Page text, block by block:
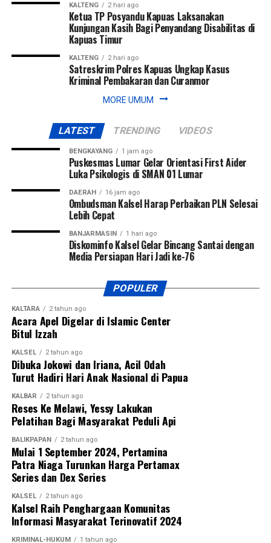
Gubernur Cup Road to Pangdam XXII/Tambun Bungai Cup
Sementara itu, Pangdam XXII/Tambun Bungai Mayjen TNI
Zainal Arifin menegaskan turnamen ini merupakan langkah
nyata Kodam XXII/Tambun Bungai dalam membangun
berada di bawah tanggung jawabnya, yakni Kalimantan
Menurut Pangdam, sebagai kodam yang baru berdiri
sekitar satu tahun, diperlukan wadah kompetisi yang
mampu menjaring talenta-talenta muda terbaik.
“Karena kita baru berdiri sekitar satu tahun dan memiliki
dua wilayah, yaitu Kalimantan Tengah dan Kalimantan
Selatan. Oleh karena itu, kami menggelar turnamen sepak
bola ini untuk mencari bibit-bibit anak muda dari kedua
provinsi tersebut,” ujar Pangdam Zainal Arifin.
Pangdam menegaskan sepak bola bukan hanya olahraga
membentuk karakter generasi muda melalui nilai disiplin,
kerja sama, sportivitas, dan semangat juang.
Turnamen ini diikuti 27 tim, terdiri dari 13 klub asal
Kalimantan Selatan dan 14 klub asal Kalimantan Tengah.
Dua tim terbaik dari masing-masing provinsi akan melaju
ke putaran final Pangdam XXII/Tambun Bungai Cup 2026
yang dijadwalkan berlangsung di Stadion Sangga Buana,
Kalimantan Tengah, pada 6–8 Agustus 2026.
Pangdam juga berharap dari kompetisi perdana tersebut
akan lahir pemain-pemain potensial yang mampu
membawa nama harum Kalimantan Selatan dan Kalimantan
Tengah di tingkat nasional bahkan internasional.
Pembukaan turnamen semakin meriah dengan laga
perdana yang mempertemukan tim Kabupaten Tapin
KALTENG 2 hari ago
Ketua TP Posyandu Kapuas Laksanakan
Kunjungan Kasih Bagi Penyandang Disabilitas di
Kapuas Timur
KALTENG 2 hari ago
Satreskrim Polres Kapuas Ungkap Kasus
Kriminal Pembakaran dan Curanmor
MORE UMUM
LATEST TRENDING VIDEOS
BENGKAYANG 1 jam ago
Puskesmas Lumar Gelar Orientasi First Aider
Luka Psikologis di SMAN 01 Lumar
DAERAH 16 jam ago
Ombudsman Kalsel Harap Perbaikan PLN Selesai
Lebih Cepat
BANJARMASIN 1 hari ago
Diskominfo Kalsel Gelar Bincang Santai dengan
Media Persiapan Hari Jadi ke-76
POPULER
KALTARA 2 tahun ago
Acara Apel Digelar di Islamic Center
Bitul Izzah
KALSEL 2 tahun ago
Dibuka Jokowi dan Iriana, Acil Odah
Turut Hadiri Hari Anak Nasional di Papua
KALBAR 2 tahun ago
Reses Ke Melawi, Yessy Lakukan
Pelatihan Bagi Masyarakat Peduli Api
BALIKPAPAN 2 tahun ago
Mulai 1 September 2024, Pertamina
Patra Niaga Turunkan Harga Pertamax
Series dan Dex Series
KALSEL 2 tahun ago
Kalsel Raih Penghargaan Komunitas
Informasi Masyarakat Terinovatif 2024
KRIMINAL-HUKUM 1 tahun ago